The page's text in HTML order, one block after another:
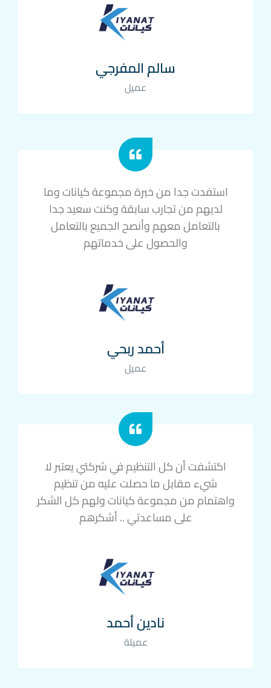
سالم المفرجي
عميل
استفدت جدا من خبرة مجموعة كيانات وما
لديهم من تجارب سابقة وكنت سعيد جدا
بالتعامل معهم وأنصح الجميع بالتعامل
والحصول على خدماتهم
أحمد ربحي
عميل
اكتشفت أن كل التنظيم في شركتي يعتبر لا
شيء مقابل ما حصلت عليه من تنظيم
واهتمام من مجموعة كيانات ولهم كل الشكر
على مساعدتي .. أشكرهم
نادين أحمد
عميلة